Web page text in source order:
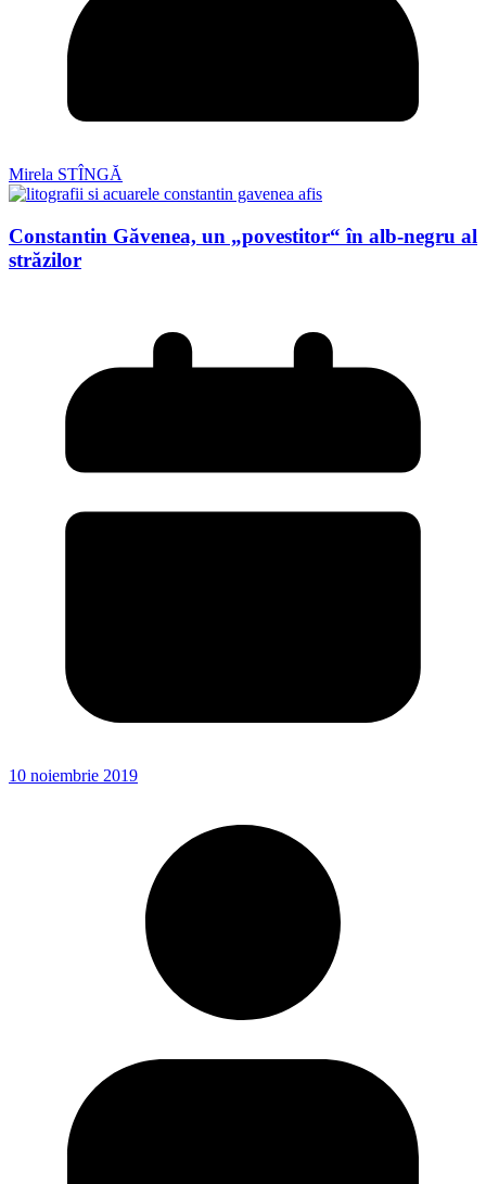
Mirela STÎNGĂ
Constantin Găvenea, un „povestitor“ în alb-negru al
străzilor
10 noiembrie 2019